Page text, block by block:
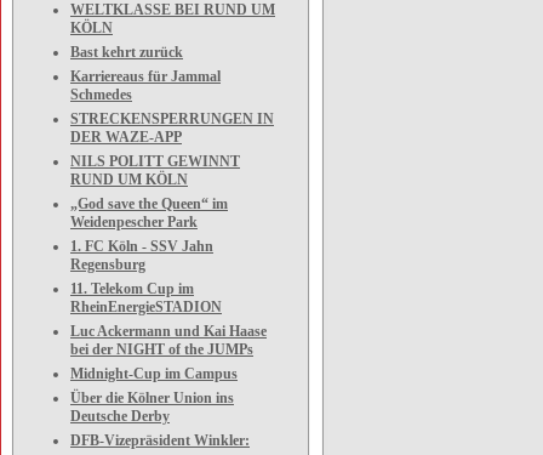
WELTKLASSE BEI RUND UM
KÖLN
Bast kehrt zurück
Karriereaus für Jammal
Schmedes
STRECKENSPERRUNGEN IN
DER WAZE-APP
NILS POLITT GEWINNT
RUND UM KÖLN
„God save the Queen“ im
Weidenpescher Park
1. FC Köln - SSV Jahn
Regensburg
11. Telekom Cup im
RheinEnergieSTADION
Luc Ackermann und Kai Haase
bei der NIGHT of the JUMPs
Midnight-Cup im Campus
Über die Kölner Union ins
Deutsche Derby
DFB-Vizepräsident Winkler: